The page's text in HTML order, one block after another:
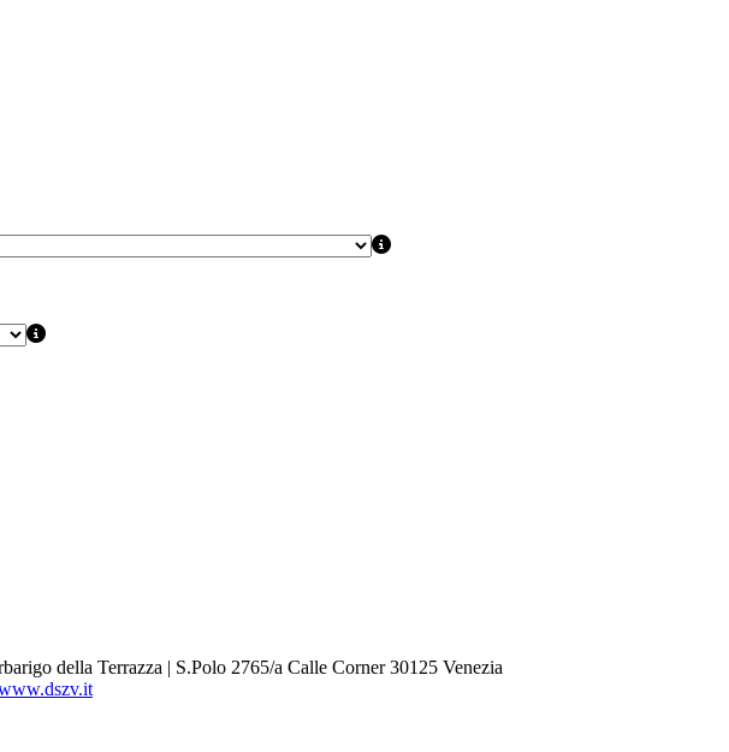
della Terrazza | S.Polo 2765/a Calle Corner 30125 Venezia